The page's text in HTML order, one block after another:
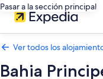
Pasar a la sección principal
Ver todos los
Bahia